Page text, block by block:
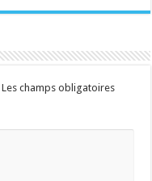
Les champs obligatoires